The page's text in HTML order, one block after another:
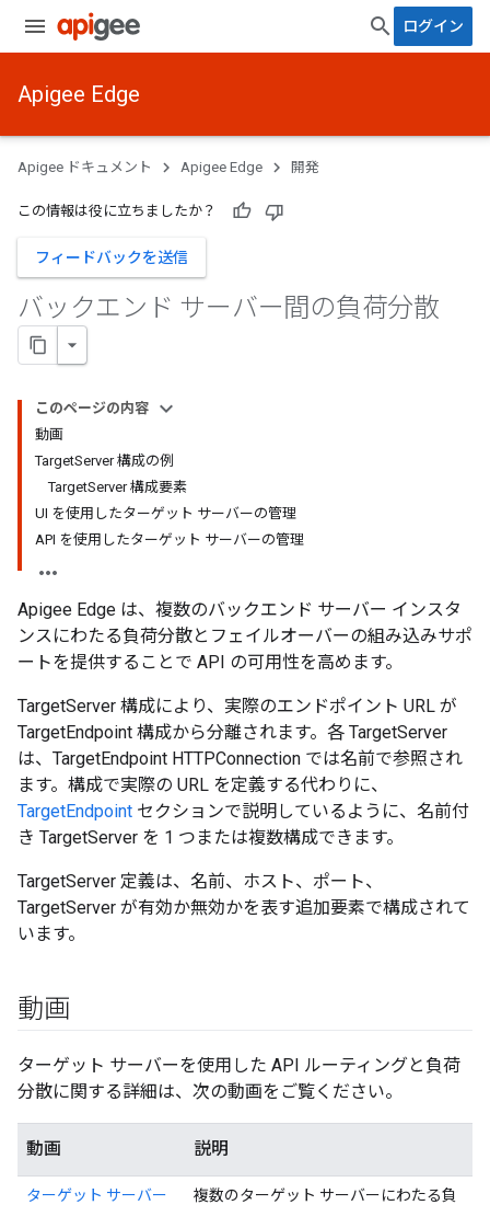
ログイン
Apigee Edge
Apigee ドキュメント Apigee Edge 開発
この情報は役に立ちましたか？
フィードバックを送信
バックエンド サーバー間の負荷分散
このページの内容
動画
TargetServer 構成の例
TargetServer 構成要素
UI を使用したターゲット サーバーの管理
API を使用したターゲット サーバーの管理
Apigee Edge は、複数のバックエンド サーバー インスタ
ンスにわたる負荷分散とフェイルオーバーの組み込みサポ
ートを提供することで API の可用性を高めます。
TargetServer 構成により、実際のエンドポイント URL が
TargetEndpoint 構成から分離されます。各 TargetServer
は、TargetEndpoint HTTPConnection では名前で参照され
ます。構成で実際の URL を定義する代わりに、
TargetEndpoint セクションで説明しているように、名前付
き TargetServer を 1 つまたは複数構成できます。
TargetServer 定義は、名前、ホスト、ポート、
TargetServer が有効か無効かを表す追加要素で構成されて
います。
動画
ターゲット サーバーを使用した API ルーティングと負荷
分散に関する詳細は、次の動画をご覧ください。
動画 説明
ターゲット サーバー
複数のターゲット サーバーにわたる負